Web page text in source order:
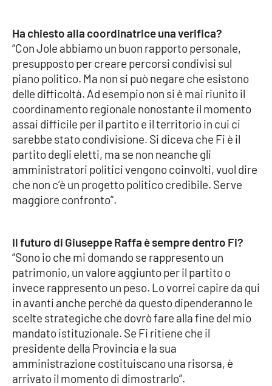
Buona Sanità Calabria
LA
CALABRIAVISIONE
Destinazioni
Eventi
Food
Storie
LAC
NETWORK
Lacplay.it
Lactv.it
Laconair.it
Lacitymag.it
Ha chiesto alla coordinatrice una verifica?
“Con Jole abbiamo un buon rapporto personale,
presupposto per creare percorsi condivisi sul
piano politico. Ma non si può negare che esistono
delle difficoltà. Ad esempio non si è mai riunito il
coordinamento regionale nonostante il momento
assai difficile per il partito e il territorio in cui ci
sarebbe stato condivisione. Si diceva che Fi è il
partito degli eletti, ma se non neanche gli
amministratori politici vengono coinvolti, vuol dire
che non c’è un progetto politico credibile. Serve
maggiore confronto”.
Il futuro di Giuseppe Raffa è sempre dentro Fi?
“Sono io che mi domando se rappresento un
patrimonio, un valore aggiunto per il partito o
invece rappresento un peso. Lo vorrei capire da qui
in avanti anche perché da questo dipenderanno le
scelte strategiche che dovrò fare alla fine del mio
mandato istituzionale. Se Fi ritiene che il
presidente della Provincia e la sua
amministrazione costituiscano una risorsa, è
arrivato il momento di dimostrarlo”.